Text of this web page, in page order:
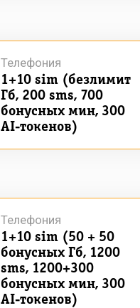
1+10 sim (безлимит
Гб, 200 sms, 700
бонусных мин, 300
AI-токенов)
Телефония
1+10 sim (50 + 50
бонусных Гб, 1200
sms, 1200+300
бонусных мин, 300
AI-токенов)
Телефония